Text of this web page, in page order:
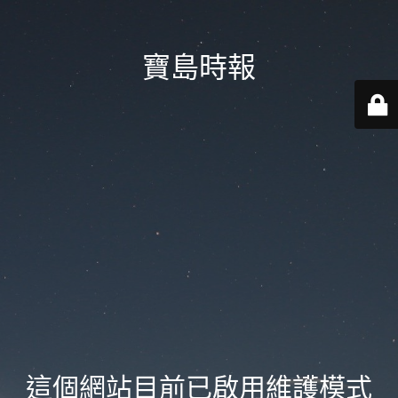
寶島時報
這個網站目前已啟用維護模式